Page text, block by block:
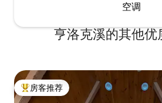
空调
亨洛克溪的其他优
热门「房客推荐」
房客推荐